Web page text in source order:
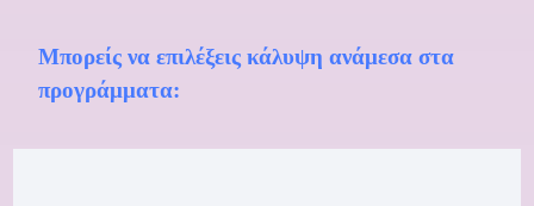
Μπορείς να επιλέξεις κάλυψη ανάμεσα στα
προγράμματα: